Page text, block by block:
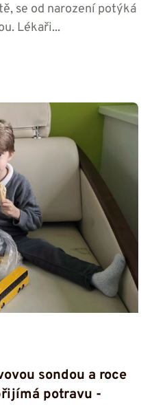
se od narození potýká
Lékaři...
sondou a roce
potravu -⁠⁠⁠⁠⁠⁠